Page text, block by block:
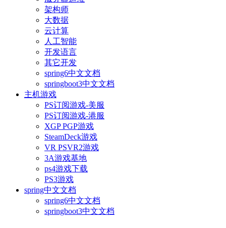
架构师
大数据
云计算
人工智能
开发语言
其它开发
spring6中文文档
springboot3中文文档
主机游戏
PS订阅游戏-美服
PS订阅游戏-港服
XGP PGP游戏
SteamDeck游戏
VR PSVR2游戏
3A游戏基地
ps4游戏下载
PS3游戏
spring中文文档
spring6中文文档
springboot3中文文档